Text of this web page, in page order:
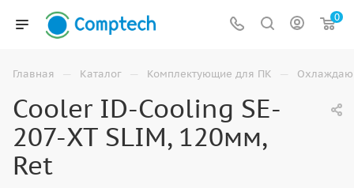
0
Главная — Каталог — Комплектующие для ПК —
Cooler ID-Cooling SE-
207-XT SLIM, 120мм,
Ret